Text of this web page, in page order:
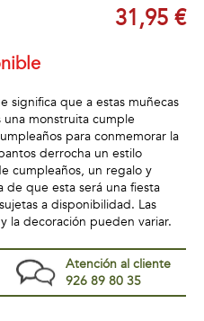
31,95 €
significa que a estas muñecas
monstruita cumple
para conmemorar la
derrocha un estilo
cumpleaños, un regalo y
de que esta será una fiesta
a disponibilidad. Las
la decoración pueden variar.
Atención al cliente
926 89 80 35